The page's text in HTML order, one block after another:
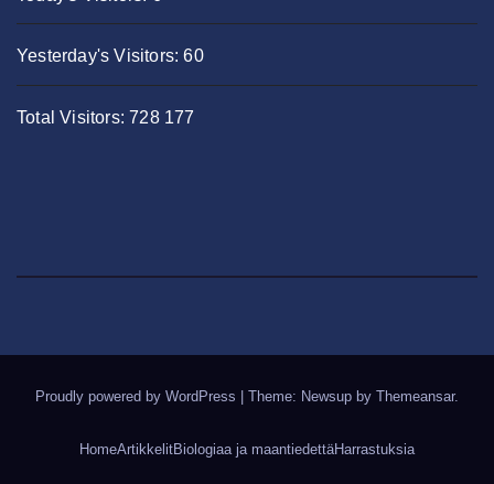
Yesterday's Visitors:60
Total Visitors:728 177
Proudly powered by WordPress | Theme: Newsup by Themeansar.
HomeArtikkelitBiologiaa ja maantiedettäHarrastuksia